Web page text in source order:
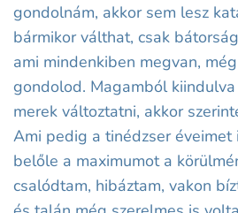
gondolnám, akkor sem lesz
bármikor válthat, csak
ami mindenkiben megvan,
gondolod. Magamból
merek változtatni, akkor
Ami pedig a tinédzser
belőle a maximumot a
csalódtam, hibáztam, vakon